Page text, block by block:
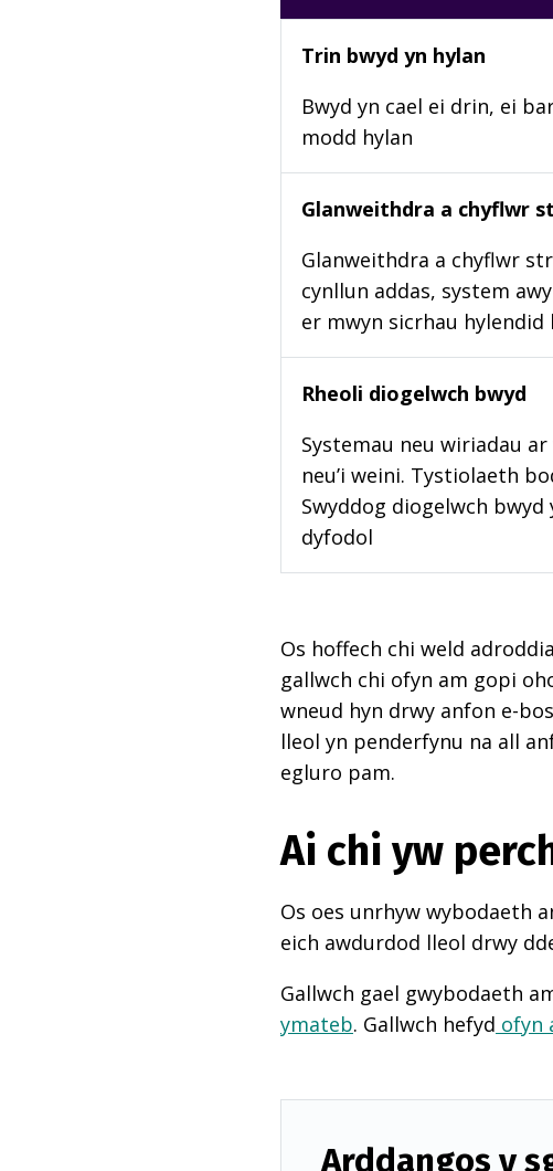
Trin bwyd yn hylan
Bwyd yn cael ei drin, ei
modd hylan
Glanweithdra a chyflwr
Glanweithdra a chyflwr
cynllun addas, system
er mwyn sicrhau hylendid
Rheoli diogelwch bwyd
Systemau neu wiriadau
neu’i weini. Tystiolaeth
Swyddog diogelwch
dyfodol
Os hoffech chi weld
gallwch chi ofyn am gopi
wneud hyn drwy anfon e-
lleol yn penderfynu na all
egluro pam.
Ai chi yw
Os oes unrhyw wybodaeth
eich awdurdod lleol drwy
Gallwch gael gwybodaeth
ymateb. Gallwch hefyd ofyn
Arddangos y